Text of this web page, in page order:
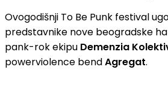
Ovogodišnji To Be Punk festival
predstavnike nove beogradske
pank-rok ekipu Demenzia
powerviolence bendAgregat.